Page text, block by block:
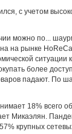
с учетом
можно по...
на рынке
ситуации
более
падают. По
18% всего
Микаэлян.
крупных